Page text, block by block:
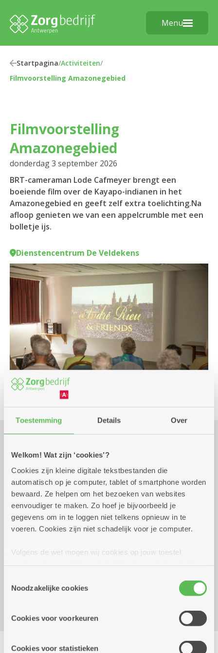
Toestemming Details Over
Welkom! Wat zijn ‘cookies’?
Cookies zijn kleine digitale tekstbestanden die
automatisch op je computer, tablet of smartphone worden
bewaard. Ze helpen om het bezoeken van websites
eenvoudiger te maken. Zo hoef je bijvoorbeeld je
gegevens om in te loggen niet telkens opnieuw in te
voeren. Cookies zijn niet schadelijk voor je computer.
Volgens de wet mogen wij cookies op jouw toestel
cookies hebben we jouw toestemming nodig. Sommige
cookies worden geplaatst door derde partijen die een
informatie over jouw (geanonimiseerd) gebruik van onze
partners kunnen deze gegevens combineren met andere
Noodzakelijke cookies
Cookies voor voorkeuren
Cookies voor statistieken
Menu
Startpagina/Activiteiten/
Filmvoorstelling Amazonegebied
Filmvoorstelling
Amazonegebied
donderdag 3 september 2026
BRT-cameraman Lode Cafmeyer brengt een
boeiende film over de Kayapo-indianen in het
Amazonegebied en geeft zelf extra toelichting.Na
afloop genieten we van een appelcrumble met een
bolletje ijs.
Dienstencentrum De Veldekens
Praktisch
donderdag 3 september
2026
14.00 uur tot 16.00
uur
Film: Gratis
Appelcrumble met ijs: 5 euro. Inschrijven vóór
26/08
Frans Beckersstraat 33